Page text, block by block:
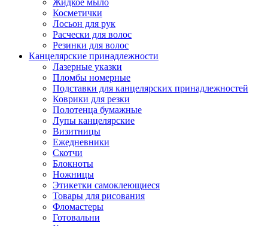
Жидкое мыло
Косметички
Лосьон для рук
Расчески для волос
Резинки для волос
Канцелярские принадлежности
Лазерные указки
Пломбы номерные
Подставки для канцелярских принадлежностей
Коврики для резки
Полотенца бумажные
Лупы канцелярские
Визитницы
Ежедневники
Скотчи
Блокноты
Ножницы
Этикетки самоклеющиеся
Товары для рисования
Фломастеры
Готовальни